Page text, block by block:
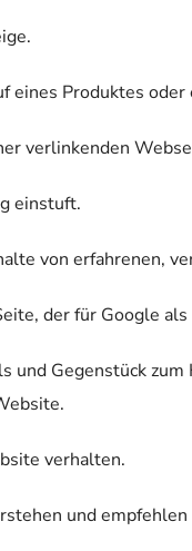
eines Produktes
verlinkenden
einstuft.
von erfahrenen,
der für Google als
Gegenstück
verhalten.
und empfehlen